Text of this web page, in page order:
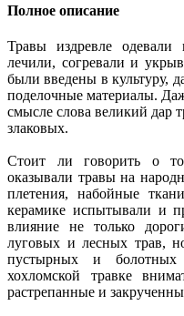
Полное описание
Травы издревле
лечили, согревали и
были введены в культуру,
поделочные материалы.
смысле слова великий дар
злаковых.
Стоит ли говорить о
оказывали травы на
плетения, набойные
керамике испытывали и
влияние не только
луговых и лесных трав,
пустырных и
хохломской травке
растрепанные и